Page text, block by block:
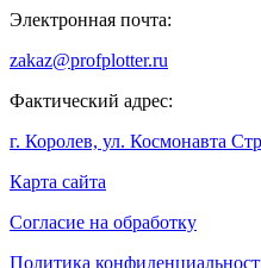
Электронная почта:
zakaz@profplotter.ru
Фактический адрес:
г. Королев, ул. Космонавта
Карта сайта
Согласие на обработку
Политика